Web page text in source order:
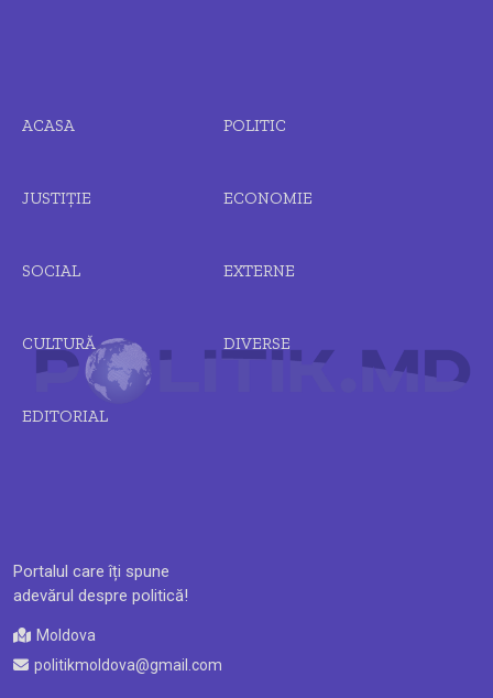
Portalul care îți spune
adevărul despre politică!
Moldova
politikmoldova@gmail.com
ACASA POLITIC
JUSTIȚIE ECONOMIE
SOCIAL EXTERNE
CULTURĂ DIVERSE
EDITORIAL